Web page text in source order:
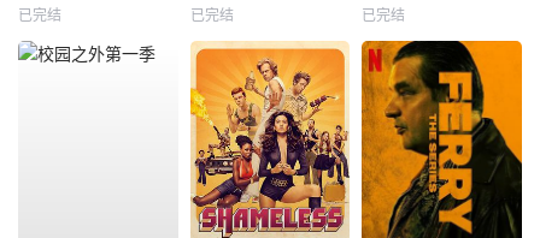
已完结 已完结 已完结